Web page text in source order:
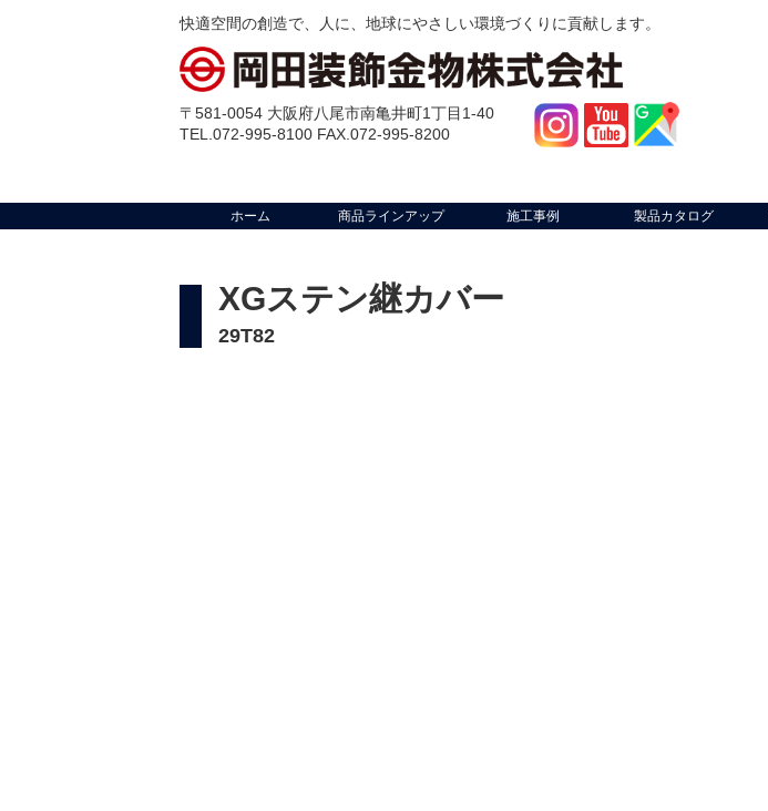
快適空間の創造で、人に、地球にやさしい環境づくりに貢献します。
〒581-0054 大阪府八尾市南亀井町1丁目1-40
TEL.072-995-8100 FAX.072-995-8200
ホーム 商品ラインアップ 施工事例 製品カタログ
XGステン継カバー
29T82